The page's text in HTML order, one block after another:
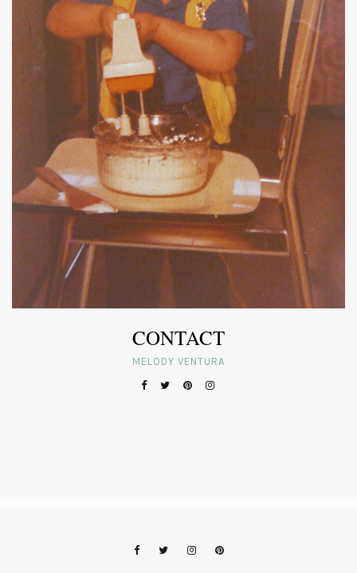
CONTACT
MELODY VENTURA